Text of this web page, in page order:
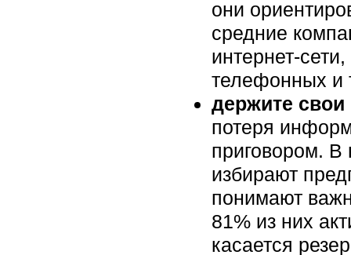
они
средние
интернет-
телефонных и
держите
потеря
приговором. В
избирают
понимают
81% из них
касается